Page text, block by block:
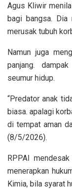
Agus Kliwir
bagi bangsa. Dia
merusak tubuh
Namun juga
panjang.
seumur hidup.
“Predator anak
biasa. apalagi
di tempat aman
(8/5/2026).
RPPAI
menerapkan
Kimia, bila syarat